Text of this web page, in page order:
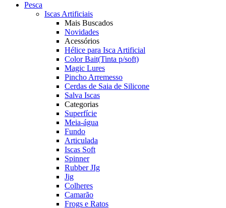
Pesca
Iscas Artificiais
Mais Buscados
Novidades
Acessórios
Hélice para Isca Artificial
Color Bait(Tinta p/soft)
Magic Lures
Pincho Arremesso
Cerdas de Saia de Silicone
Salva Iscas
Categorias
Superfície
Meia-água
Fundo
Articulada
Iscas Soft
Spinner
Rubber JIg
Jig
Colheres
Camarão
Frogs e Ratos